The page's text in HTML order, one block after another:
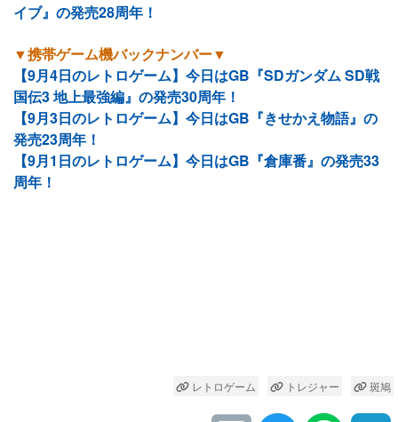
イブ』の発売28周年！
▼携帯ゲーム機バックナンバー▼
【9月4日のレトロゲーム】今日はGB『SDガンダム SD戦
国伝3 地上最強編』の発売30周年！
【9月3日のレトロゲーム】今日はGB『きせかえ物語』の
発売23周年！
【9月1日のレトロゲーム】今日はGB『倉庫番』の発売33
周年！
レトロゲーム トレジャー 斑鳩